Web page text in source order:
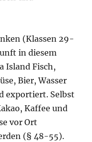
(Klassen 29-
in diesem
Island Fisch,
Bier, Wasser
exportiert. Selbst
Kaffee und
vor Ort
(§ 48-55).